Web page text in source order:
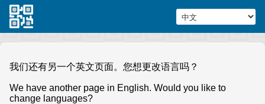
我们还有另一个英文页面。您想更改语言吗？
We have another page in English. Would you like to
change languages?